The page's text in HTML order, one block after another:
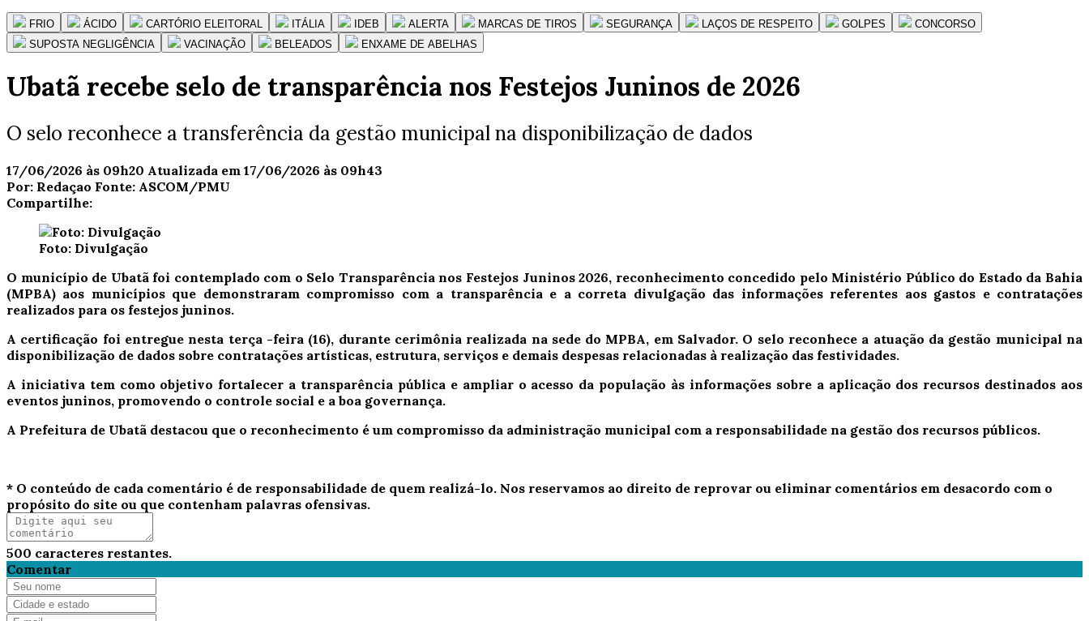
FRIO ÁCIDO CARTÓRIO ELEITORAL ITÁLIA IDEB ALERTA MARCAS DE TIROS SEGURANÇA LAÇOS DE RESPEITO GOLPES
CONCORSO
SUPOSTA NEGLIGÊNCIA
VACINAÇÃO BELEADOS ENXAME DE ABELHAS
Ubatã recebe selo de transparência nos Festejos Juninos de 2026
O selo reconhece a transferência da gestão municipal na disponibilização de dados
17/06/2026 às 09h20 Atualizada em 17/06/2026 às 09h43
Por: Redaçao Fonte: ASCOM/PMU
Compartilhe:
Foto: Divulgação
O município de Ubatã foi contemplado com o Selo Transparência nos Festejos Juninos 2026, reconhecimento concedido pelo Ministério Público do Estado da Bahia
(MPBA) aos municípios que demonstraram compromisso com a transparência e a correta divulgação das informações referentes aos gastos e contratações
realizados para os festejos juninos.
A certificação foi entregue nesta terça -feira (16), durante cerimônia realizada na sede do MPBA, em Salvador. O selo reconhece a atuação da gestão municipal na
disponibilização de dados sobre contratações artísticas, estrutura, serviços e demais despesas relacionadas à realização das festividades.
A iniciativa tem como objetivo fortalecer a transparência pública e ampliar o acesso da população às informações sobre a aplicação dos recursos destinados aos
eventos juninos, promovendo o controle social e a boa governança.
A Prefeitura de Ubatã destacou que o reconhecimento é um compromisso da administração municipal com a responsabilidade na gestão dos recursos públicos.
* O conteúdo de cada comentário é de responsabilidade de quem realizá-lo. Nos reservamos ao direito de reprovar ou eliminar comentários em desacordo com o
propósito do site ou que contenham palavras ofensivas.
500 caracteres restantes.
Comentar